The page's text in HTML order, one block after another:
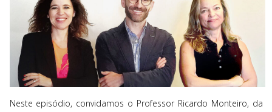
Neste episódio, convidamos o Professor Ricardo Monteiro, da